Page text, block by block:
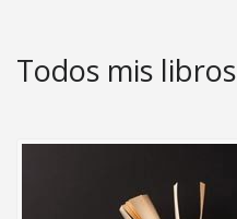
Todos mis libros